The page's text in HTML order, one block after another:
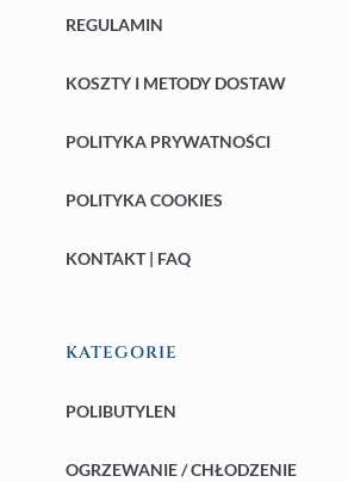
REGULAMIN
KOSZTY I METODY DOSTAW
POLITYKA PRYWATNOŚCI
POLITYKA COOKIES
KONTAKT | FAQ
KATEGORIE
POLIBUTYLEN
OGRZEWANIE / CHŁODZENIE